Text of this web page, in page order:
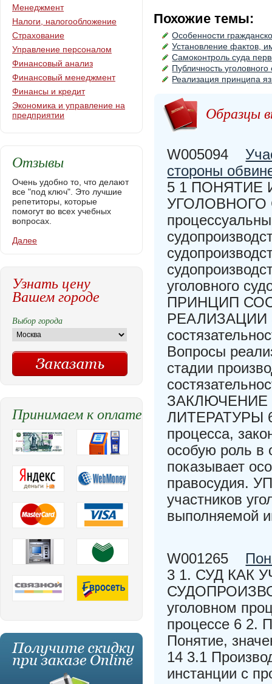
Похожие темы:
Особенности
Установление фактов,
Самоконтроль суда
Публичность
Реализация принципа
Образцы
W005094
стороны
5 1 ПОНЯТИЕ
УГОЛОВНОГО
уголовного
ПРИНЦИП
РЕАЛИЗАЦИИ
Вопросы
стадии
ЛИТЕРАТУРЫ
процесса,
особую роль в
показывает
правосудия.
участников
выполняемой
W001265
3 1. СУД КАК
уголовном
процессе 6
Понятие,
14 3.1
инстанции с
Менеджмент
Налоги, налогообложение
Страхование
Управление персоналом
Финансовый анализ
Финансовый менеджмент
Финансы и кредит
Экономика и управление на
предприятии
Отзывы
Очень удобно то, что делают
все "под ключ". Это лучшие
репетиторы, которые
помогут во всех учебных
вопросах.
Далее
Узнать цену
Вашем городе
Выбор города
Принимаем к оплате